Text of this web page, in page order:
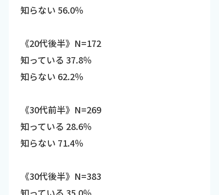
知らない 56.0％
《20代後半》N=172
知っている 37.8％
知らない 62.2％
《30代前半》N=269
知っている 28.6％
知らない 71.4％
《30代後半》N=383
知っている 35.0％